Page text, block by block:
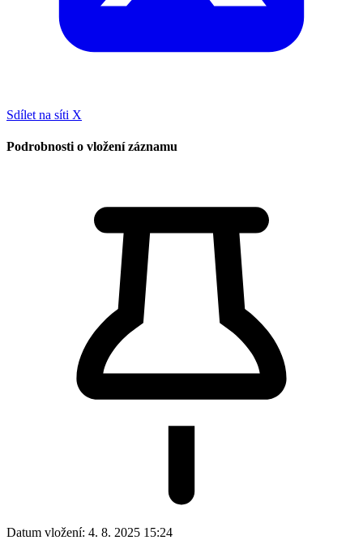
Sdílet na síti X
Podrobnosti o vložení záznamu
Datum vložení: 4. 8. 2025 15:24